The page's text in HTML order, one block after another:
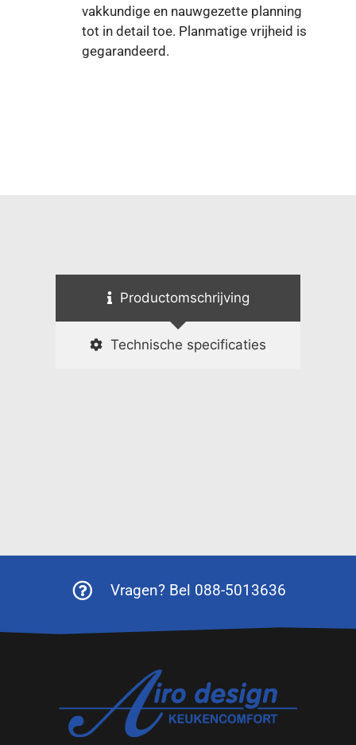
vakkundige en nauwgezette planning
tot in detail toe. Planmatige vrijheid is
gegarandeerd.
Productomschrijving
Technische specificaties
Vragen? Bel 088-5013636